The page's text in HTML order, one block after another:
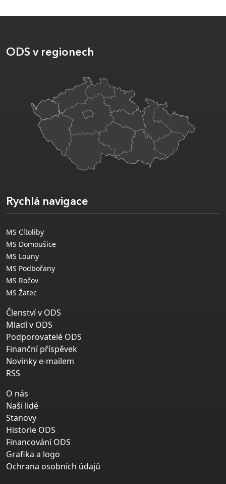
ODS v regionech
Rychlá navigace
MS Cítoliby
MS Domoušice
MS Louny
MS Podbořany
MS Ročov
MS Žatec
Členství v ODS
Mladí v ODS
Podporovatelé ODS
Finanční příspěvek
Novinky e-mailem
RSS
O nás
Naši lidé
Stanovy
Historie ODS
Financování ODS
Grafika a logo
Ochrana osobních údajů